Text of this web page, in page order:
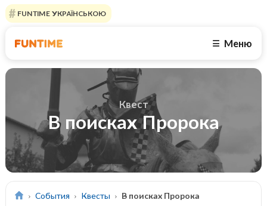
FUNTIME УКРАЇНСЬКОЮ
☰ Меню
Квест
В поисках Пророка
События Квесты В поисках Пророка